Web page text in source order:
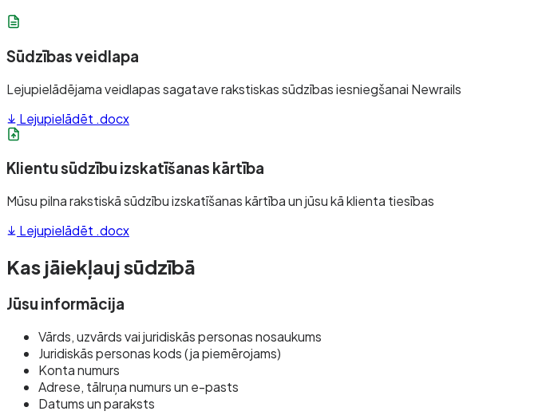
Sūdzības veidlapa
Lejupielādējama veidlapas sagatave rakstiskas sūdzības iesniegšanai Newrails
Lejupielādēt .docx
Klientu sūdzību izskatīšanas kārtība
Mūsu pilna rakstiskā sūdzību izskatīšanas kārtība un jūsu kā klienta tiesības
Lejupielādēt .docx
Kas jāiekļauj sūdzībā
Jūsu informācija
Vārds, uzvārds vai juridiskās personas nosaukums
Juridiskās personas kods (ja piemērojams)
Konta numurs
Adrese, tālruņa numurs un e-pasts
Datums un paraksts